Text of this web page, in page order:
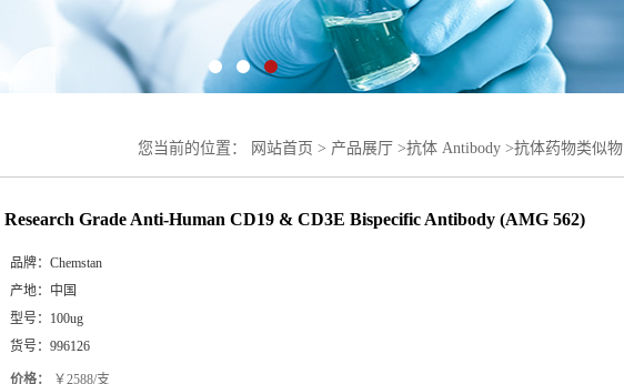
您当前的位置： 网站首页 > 产品展厅 >抗体 Antibody >抗体药物类似物
Research Grade Anti-Human CD19 & CD3E Bispecific Antibody (AMG 562)
品牌： Chemstan
产地： 中国
型号： 100ug
货号： 996126
价格： ￥2588/支